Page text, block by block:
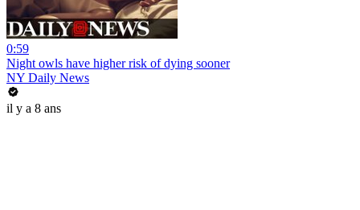
0:59
Night owls have higher risk of dying sooner
NY Daily News
il y a 8 ans